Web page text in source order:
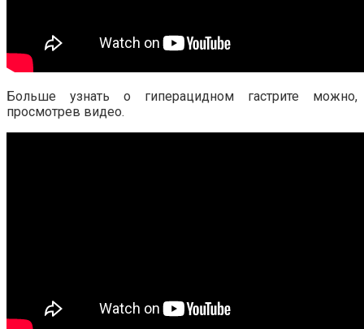
Больше узнать о гиперацидном гастрите можно,
просмотрев видео.